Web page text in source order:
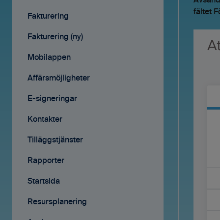
fältet
Avtal
Affärsmöjligheter
Rapporter
Samarbete
Mobilappen
Fakturering
Fakturering (ny)
Mobilappen
Affärsmöjligheter
E-signeringar
Kontakter
Tilläggstjänster
Rapporter
Startsida
Resursplanering